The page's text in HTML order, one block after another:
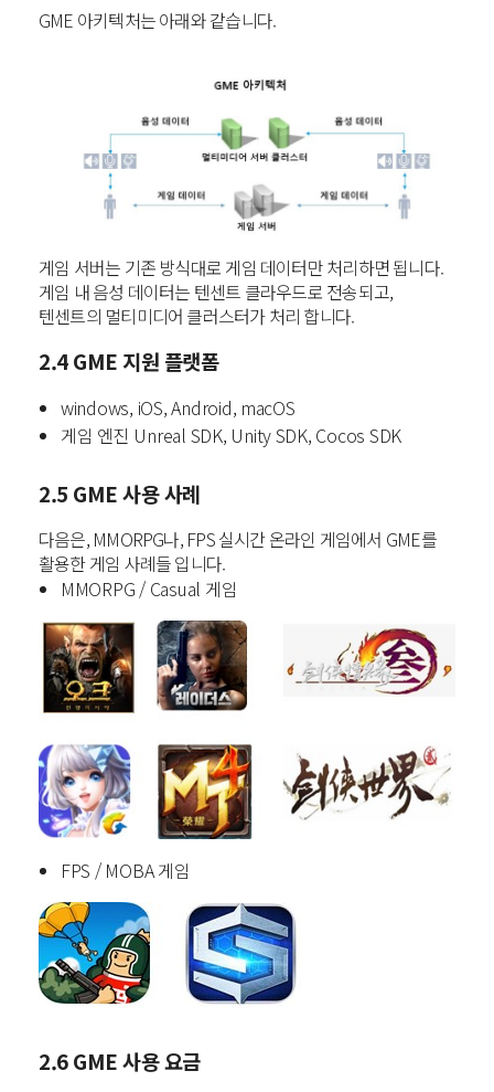
GME 아키텍처는 아래와 같습니다.
게임 서버는 기존 방식대로 게임 데이터만 처리하면 됩니다.
게임 내 음성 데이터는 텐센트 클라우드로 전송되고,
텐센트의 멀티미디어 클러스터가 처리 합니다.
2.4 GME 지원 플랫폼
windows, iOS, Android, macOS
게임 엔진 Unreal SDK, Unity SDK, Cocos SDK
2.5 GME 사용 사례
다음은, MMORPG나, FPS 실시간 온라인 게임에서 GME를
활용한 게임 사례들 입니다.
MMORPG / Casual 게임
FPS / MOBA 게임
2.6 GME 사용 요금